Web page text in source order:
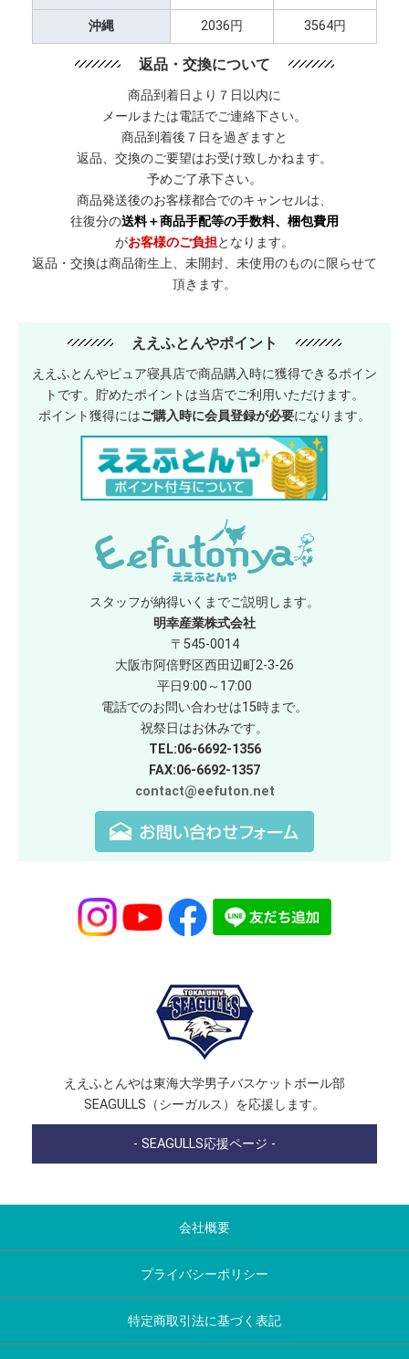
沖縄 2036円 3564円
返品・交換について
商品到着日より７日以内に
メールまたは電話でご連絡下さい。
商品到着後７日を過ぎますと
返品、交換のご要望はお受け致しかねます。
予めご了承下さい。
商品発送後のお客様都合でのキャンセルは、
往復分の送料＋商品手配等の手数料、梱包費用
がお客様のご負担となります。
返品・交換は商品衛生上、未開封、未使用のものに限らせて
頂きます。
ええふとんやポイント
ええふとんやピュア寝具店で商品購入時に獲得できるポイン
トです。貯めたポイントは当店でご利用いただけます。
ポイント獲得にはご購入時に会員登録が必要になります。
スタッフが納得いくまでご説明します。
明幸産業株式会社
〒545-0014
大阪市阿倍野区西田辺町2-3-26
平日9:00～17:00
電話でのお問い合わせは15時まで。
祝祭日はお休みです。
TEL:06-6692-1356
FAX:06-6692-1357
contact@eefuton.net
ええふとんやは東海大学男子バスケットボール部
SEAGULLS（シーガルス）を応援します。
- SEAGULLS応援ページ -
会社概要
プライバシーポリシー
特定商取引法に基づく表記